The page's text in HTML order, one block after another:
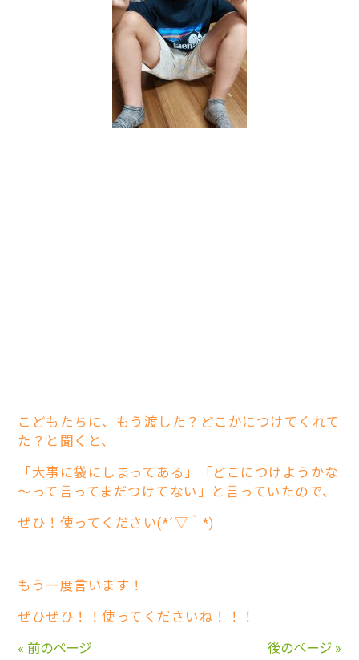
こどもたちに、もう渡した？どこかにつけてくれて
た？と聞くと、
「大事に袋にしまってある」「どこにつけようかな
～って言ってまだつけてない」と言っていたので、
ぜひ！使ってください(*´▽｀*)
もう一度言います！
ぜひぜひ！！使ってくださいね！！！
« 前のページ 後のページ »